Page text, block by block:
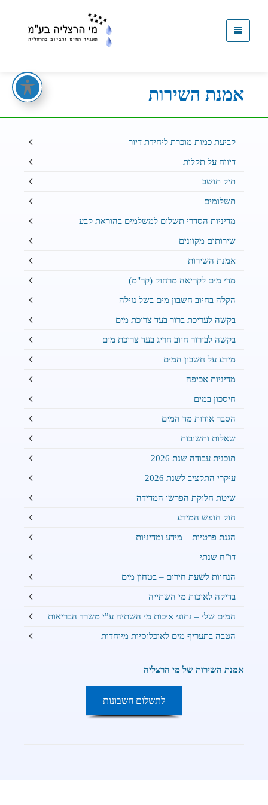
אמנת השירות
קביעת כמות מוכרת ליחידת דיור
דיווח על תקלות
תיק תושב
תשלומים
מדיניות הסדרי תשלום למשלמים בהוראת קבע
שירותים מקוונים
אמנת השירות
מדי מים לקריאה מרחוק (קר"מ)
הקלה בחיוב חשבון מים בשל נזילה
בקשה לעריכת ברור בעד צריכת מים
בקשה לבירור חיוב חריג בעד צריכת מים
מידע על חשבון המים
מדיניות אכיפה
חיסכון במים
הסבר אודות מד המים
שאלות ותשובות
תוכנית עבודה שנת 2026
עיקרי התקציב לשנת 2026
שיטת חלוקת הפרשי המדידה
חוק חופש המידע
הגנת פרטיות – מידע ומדיניות
דו”ח שנתי
הנחיות לשעת חירום – בטחון מים
בדיקה לאיכות מי השתייה
המים שלי – נתוני איכות מי השתיה ע”י משרד הבריאות
הטבה בתעריף מים לאוכלוסיות מיוחדות
אמנת השירות של מי הרצליהמנווט
לתשלום חשבונות